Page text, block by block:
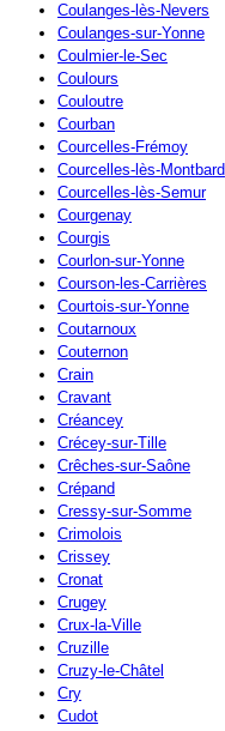
Coulanges-lès-Nevers
Coulanges-sur-Yonne
Coulmier-le-Sec
Coulours
Couloutre
Courban
Courcelles-Frémoy
Courcelles-lès-Montbard
Courcelles-lès-Semur
Courgenay
Courgis
Courlon-sur-Yonne
Courson-les-Carrières
Courtois-sur-Yonne
Coutarnoux
Couternon
Crain
Cravant
Créancey
Crécey-sur-Tille
Crêches-sur-Saône
Crépand
Cressy-sur-Somme
Crimolois
Crissey
Cronat
Crugey
Crux-la-Ville
Cruzille
Cruzy-le-Châtel
Cry
Cudot